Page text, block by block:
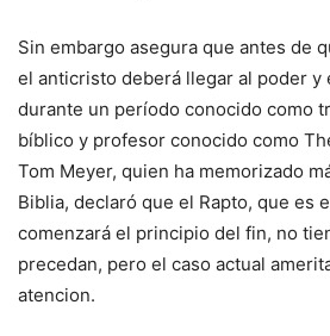
Sin embargo asegura que antes de
el anticristo deberá llegar al poder y
durante un período conocido como
bíblico y profesor conocido como
Tom Meyer, quien ha memorizado
Biblia, declaró que el Rapto, que es
comenzará el principio del fin, no
precedan, pero el caso actual
atencion.